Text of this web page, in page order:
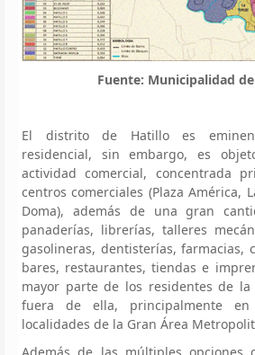
Fuente: Municipalidad de
El distrito de Hatillo es
residencial, sin embargo, es
actividad comercial, concentrada
centros comerciales (Plaza América,
Doma), además de una gran
panaderías, librerías, talleres
gasolineras, dentisterías, farmacias,
bares, restaurantes, tiendas e
mayor parte de los residentes de
fuera de ella, principalmente
localidades de la Gran Área